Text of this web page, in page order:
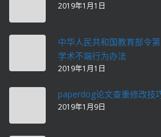
2019年1月1日
中华人民共和国教育部令
学术不端行为办法
2019年1月1日
paperdog论文查重修改技
2019年1月9日